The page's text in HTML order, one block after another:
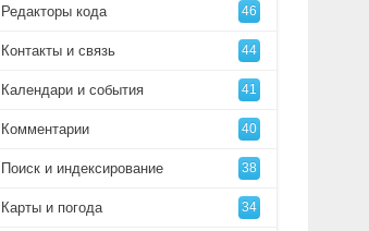
Редакторы кода 46
Контакты и связь 44
Календари и события 41
Комментарии 40
Поиск и индексирование 38
Карты и погода 34